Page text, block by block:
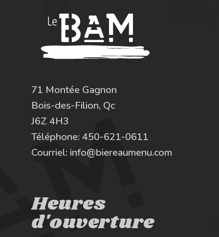
71 Montée Gagnon
Bois-des-Filion, Qc
J6Z 4H3
Téléphone: 450-621-0611
Courriel: info@biereaumenu.com
Heures
d'ouverture